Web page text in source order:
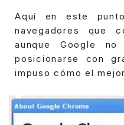
Aquí en este
navegadores que
aunque Google
posicionarse con
impuso cómo el